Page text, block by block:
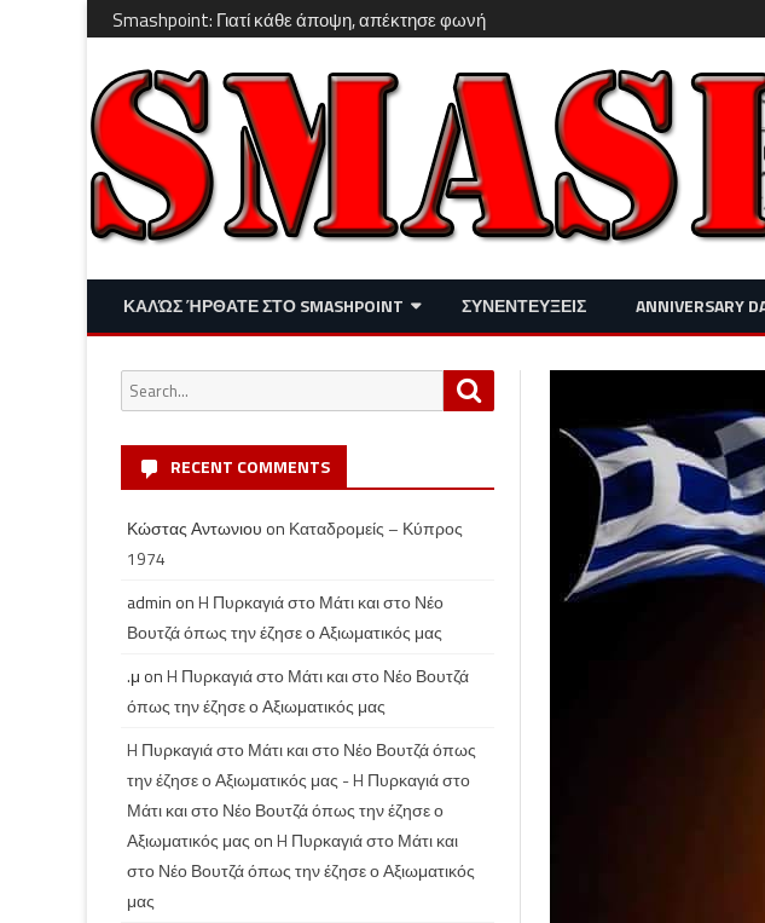
Smashpoint: Γιατί κάθε άποψη, απέκτησε φωνή
ΚΑΛΏΣ ΉΡΘΑΤΕ ΣΤΟ SMASHPOINT
ΔΙΑΣΚΈΔΑΣΗ – LIFESTYLE
ΣΥΝΕΝΤΕΥΞΕΙΣ ANNIVERSARY
Search
for:
RECENT COMMENTS
Κώστας Αντωνιου on Καταδρομείς – Κύπρος
1974
admin onH Πυρκαγιά στο Μάτι και στο Νέο
Βουτζά όπως την έζησε ο Αξιωματικός μας
.μ onH Πυρκαγιά στο Μάτι και στο Νέο Βουτζά
όπως την έζησε ο Αξιωματικός μας
H Πυρκαγιά στο Μάτι και στο Νέο Βουτζά όπως
την έζησε ο Αξιωματικός μας - H Πυρκαγιά στο
Μάτι και στο Νέο Βουτζά όπως την έζησε ο
Αξιωματικός μας onH Πυρκαγιά στο Μάτι και
στο Νέο Βουτζά όπως την έζησε ο Αξιωματικός
μας